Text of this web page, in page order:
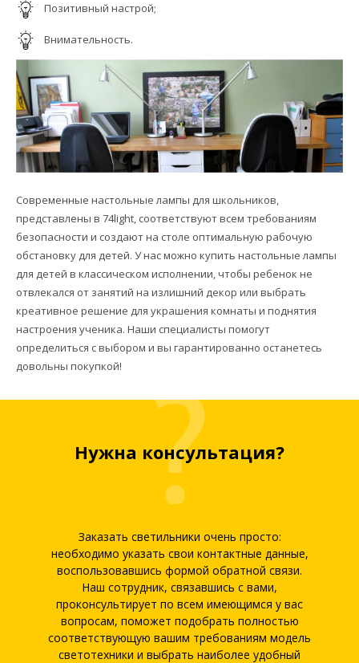
Позитивный настрой;
Внимательность.
Современные настольные лампы для школьников,
представлены в 74light, соответствуют всем требованиям
безопасности и создают на столе оптимальную рабочую
обстановку для детей. У нас можно купить настольные лампы
для детей в классическом исполнении, чтобы ребенок не
отвлекался от занятий на излишний декор или выбрать
креативное решение для украшения комнаты и поднятия
настроения ученика. Наши специалисты помогут
определиться с выбором и вы гарантированно останетесь
довольны покупкой!
Нужна консультация?
Заказать светильники очень просто:
необходимо указать свои контактные данные,
воспользовавшись формой обратной связи.
Наш сотрудник, связавшись с вами,
проконсультирует по всем имеющимся у вас
вопросам, поможет подобрать полностью
соответствующую вашим требованиям модель
светотехники и выбрать наиболее удобный